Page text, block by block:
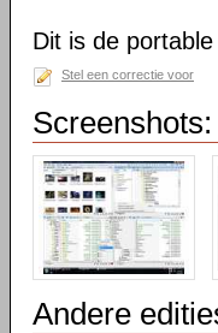
Dit is de
Stel een correctie voor
Screenshots:
Andere